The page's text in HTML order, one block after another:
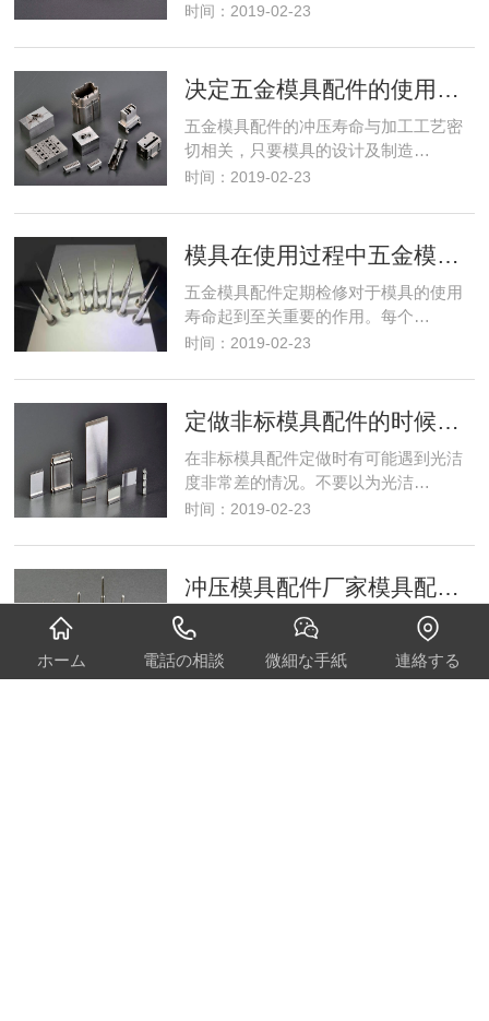
时间：2019-02-23
决定五金模具配件的使用寿命的加工工艺
五金模具配件的冲压寿命与加工工艺密
切相关，只要模具的设计及制造…
时间：2019-02-23
模具在使用过程中五金模具配件需要进行保养
五金模具配件定期检修对于模具的使用
寿命起到至关重要的作用。每个…
时间：2019-02-23
定做非标模具配件的时候光洁度的重要性
在非标模具配件定做时有可能遇到光洁
度非常差的情况。不要以为光洁…
时间：2019-02-23
冲压模具配件厂家模具配件加工技术怎么提高？
今，现代技术的发展越来越快。如何在
这个竞争激烈的环境中提高冲压…
时间：2019-02-23
ホーム 電話の相談 微細な手紙 連絡する